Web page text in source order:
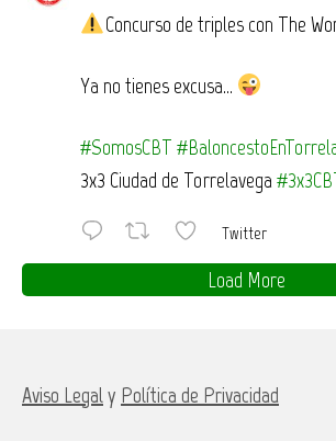
Concurso de triples con The
Ya no tienes excusa…
#SomosCBT
3x3 Ciudad de Torrelavega
Twitter
Load More
Aviso Legal y Política de Privacidad